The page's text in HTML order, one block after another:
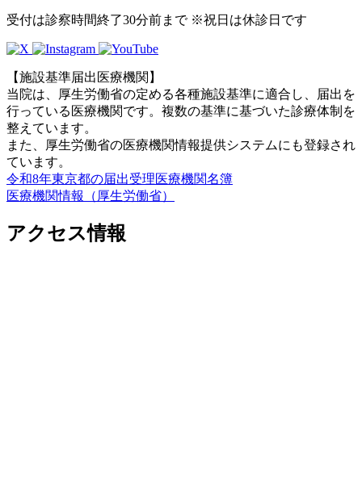
受付は診察時間終了30分前まで ※祝日は休診日です
【施設基準届出医療機関】
当院は、厚生労働省の定める各種施設基準に適合し、届出を
行っている医療機関です。複数の基準に基づいた診療体制を
整えています。
また、厚生労働省の医療機関情報提供システムにも登録され
ています。
令和8年東京都の届出受理医療機関名簿
医療機関情報（厚生労働省）
アクセス情報